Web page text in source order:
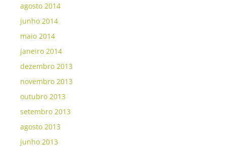
agosto 2014
junho 2014
maio 2014
janeiro 2014
dezembro 2013
novembro 2013
outubro 2013
setembro 2013
agosto 2013
junho 2013